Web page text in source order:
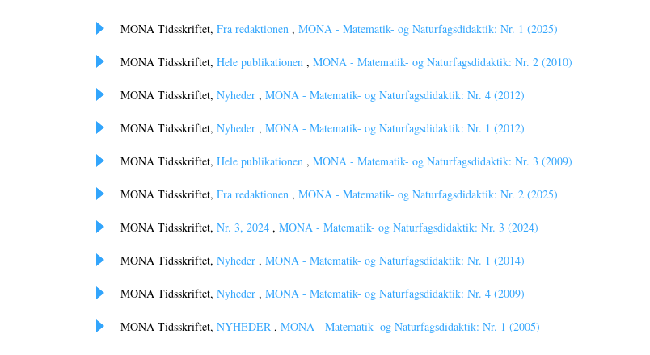
MONA Tidsskriftet, Fra redaktionen , MONA - Matematik- og Naturfagsdidaktik: Nr. 1 (2025)
MONA Tidsskriftet, Hele publikationen , MONA - Matematik- og Naturfagsdidaktik: Nr. 2 (2010)
MONA Tidsskriftet, Nyheder , MONA - Matematik- og Naturfagsdidaktik: Nr. 4 (2012)
MONA Tidsskriftet, Nyheder , MONA - Matematik- og Naturfagsdidaktik: Nr. 1 (2012)
MONA Tidsskriftet, Hele publikationen , MONA - Matematik- og Naturfagsdidaktik: Nr. 3 (2009)
MONA Tidsskriftet, Fra redaktionen , MONA - Matematik- og Naturfagsdidaktik: Nr. 2 (2025)
MONA Tidsskriftet, Nr. 3, 2024 , MONA - Matematik- og Naturfagsdidaktik: Nr. 3 (2024)
MONA Tidsskriftet, Nyheder , MONA - Matematik- og Naturfagsdidaktik: Nr. 1 (2014)
MONA Tidsskriftet, Nyheder , MONA - Matematik- og Naturfagsdidaktik: Nr. 4 (2009)
MONA Tidsskriftet, NYHEDER , MONA - Matematik- og Naturfagsdidaktik: Nr. 1 (2005)